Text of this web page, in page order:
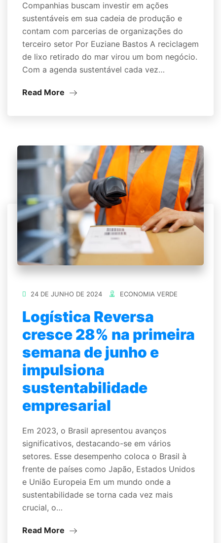
Companhias buscam investir em ações
sustentáveis em sua cadeia de produção e
contam com parcerias de organizações do
terceiro setor Por Euziane Bastos A reciclagem
de lixo retirado do mar virou um bom negócio.
Com a agenda sustentável cada vez…
Read More
24 DE JUNHO DE 2024 ECONOMIA VERDE
Logística Reversa
cresce 28% na primeira
semana de junho e
impulsiona
sustentabilidade
empresarial
Em 2023, o Brasil apresentou avanços
significativos, destacando-se em vários
setores. Esse desempenho coloca o Brasil à
frente de países como Japão, Estados Unidos
e União Europeia Em um mundo onde a
sustentabilidade se torna cada vez mais
crucial, o…
Read More